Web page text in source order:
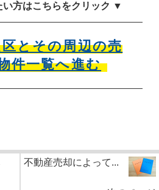
方はこちらをクリック ▼
とその周辺の売
件一覧へ進む
不動産売却によって...